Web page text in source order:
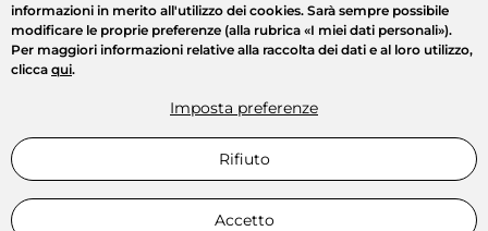
informazioni in merito all'utilizzo dei cookies. Sarà sempre possibile
modificare le proprie preferenze (alla rubrica «I miei dati personali»).
Per maggiori informazioni relative alla raccolta dei dati e al loro utilizzo,
clicca qui.
Imposta preferenze
Rifiuto
Accetto